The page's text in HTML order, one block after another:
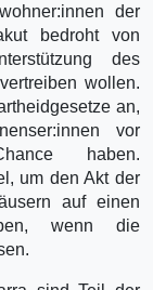
der
bedroht von
des
wollen.
an,
vor
haben.
um den Akt der
auf einen
wenn die